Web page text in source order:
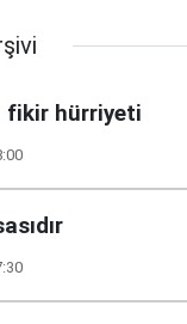
fikir hürriyeti